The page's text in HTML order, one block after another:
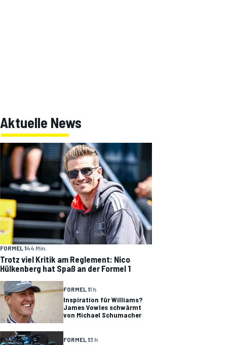
Aktuelle News
FORMEL 144 Min.
Trotz viel Kritik am Reglement: Nico
Hülkenberg hat Spaß an der Formel 1
FORMEL 11 h
Inspiration für Williams?
James Vowles schwärmt
von Michael Schumacher
FORMEL 13 h